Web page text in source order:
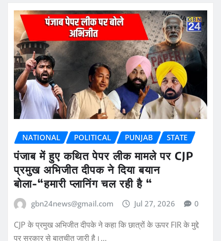
NATIONAL POLITICAL PUNJAB STATE
पंजाब में हुए कथित पेपर लीक मामले पर CJP
प्रमुख अभिजीत दीपक ने दिया बयान
बोला-“हमारी प्लानिंग चल रही है “
gbn24news@gmail.com Jul 27, 2026 0
CJP के प्रमुख अभिजीत दीपके ने कहा कि छात्रों के ऊपर FIR के मुद्दे
पर सरकार से बातचीत जारी है।…